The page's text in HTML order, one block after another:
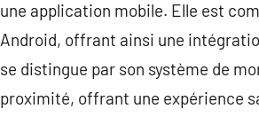
une application mobile. Elle est
Android, offrant ainsi une
se distingue par son système de
proximité, offrant une expérience